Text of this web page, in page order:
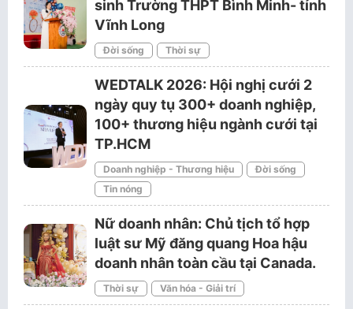
sinh Trường THPT Bình Minh- tỉnh
Vĩnh Long
Đời sống Thời sự
WEDTALK 2026: Hội nghị cưới 2
ngày quy tụ 300+ doanh nghiệp,
100+ thương hiệu ngành cưới tại
TP.HCM
Doanh nghiệp - Thương hiệu
Đời sống
Tin nóng
Nữ doanh nhân: Chủ tịch tổ hợp
luật sư Mỹ đăng quang Hoa hậu
doanh nhân toàn cầu tại Canada.
Thời sự Văn hóa - Giải trí